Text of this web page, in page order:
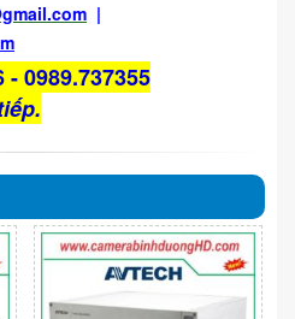
|
- 0989.737355